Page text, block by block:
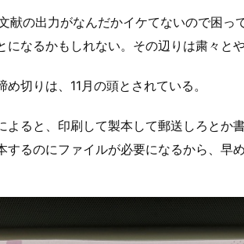
の出力がなんだかイケてないので困っ
になるかもしれない。その辺りは粛々とや
切りは、11月の頭とされている。
よると、印刷して製本して郵送しろとか
するのにファイルが必要になるから、早